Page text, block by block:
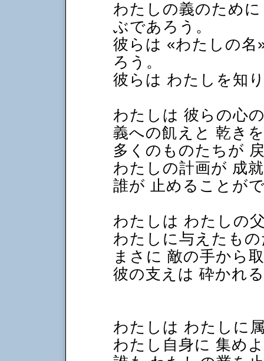
わたしの義のため
ぶであろう。
彼らは «わたしの
ろう。
彼らは わたしを知
わたしは 彼らの心
義への飢えと 乾き
多くのものたちが
わたしの計画が 成
誰が 止めることが
わたしは わたしの
わたしに与えたも
まさに 敵の手から
彼の支えは 砕かれ
わたしは わたしに
わたし自身に 集め